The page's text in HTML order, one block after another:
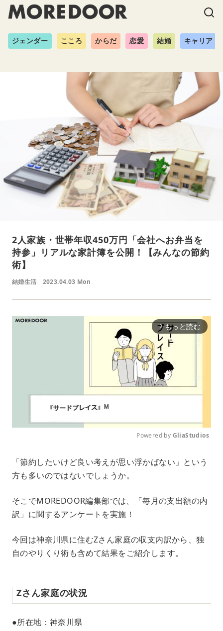
ジェンダー こころ からだ 恋愛 結婚 キャリア
2人家族・世帯年収450万円「会社へお弁当を
持参」リアルな家計簿を公開！【みんなの節約
術】
結婚生活 2023.04.03 Mon
arrow_forward_ios もっと読む
u
Powered by GliaStudios
「節約したいけど良い考えが思い浮かばない」という
方も多いのではないでしょうか。
そこでMOREDOOR編集部では、「毎月の支出額の内
訳」に関するアンケートを実施！
今回は神奈川県に住むZさん家庭の収支内訳から、独
自のやりくり術も含めて結果をご紹介します。
Zさん家庭の状況
●所在地：神奈川県